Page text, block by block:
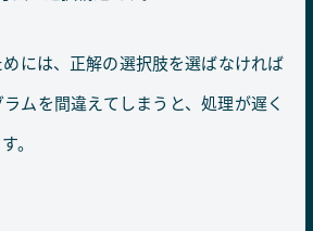
には、正解の選択肢を選ばなければ
ムを間違えてしまうと、処理が遅く
。